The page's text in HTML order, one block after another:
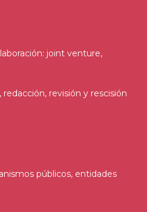
joint venture,
revisión y rescisión
públicos, entidades